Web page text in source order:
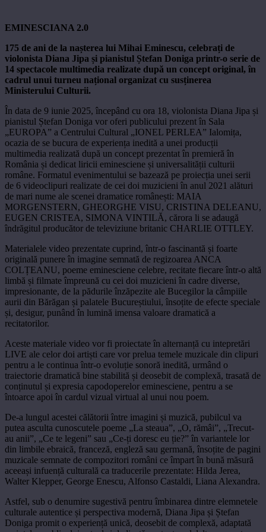
EMINESCIANA 2.0
175 de ani de la nașterea lui Mihai Eminescu, celebrați de
violonista Diana Jipa și pianistul Ștefan Doniga printr-o serie de
14 spectacole multimedia realizate după un concept original, în
cadrul unui turneu național organizat cu susținerea
Ministerului Culturii.
În data de 9 iunie 2025, începând cu ora 18, violonista Diana Jipa și
pianistul Ștefan Doniga vor oferi publicului prezent în Sala
„EUROPA” a Centrului Cultural „IONEL PERLEA” Ialomița,
ocazia de se bucura de experiența inedită a unei producții
multimedia realizată după un concept prezentat în premieră în
România și dedicat liricii eminesciene și universalității culturii
române. Formatul evenimentului se bazează pe proiecția unei serii
de 6 videoclipuri realizate de cei doi muzicieni în anul 2021 alături
de mari nume ale scenei dramatice românești: MAIA
MORGENSTERN, GHEORGHE VISU, CRISTINA DELEANU,
EUGEN CRISTEA, SIMONA VINTILĂ, cărora li se adaugă
îndrăgitul producător de televiziune britanic CHARLIE OTTLEY.
Materialele video prezentate cuprind, într-o fascinantă și foarte
originală punere în imagine semnată de regizoarea ANCA
COLȚEANU, poeme eminesciene celebre, recitate fiecare într-o altă
limbă și filmate împreună cu cei doi muzicieni în cadre diverse,
impresionante, de la pădurile înzăpezite ale Bucegilor la câmpiile
aurii din Bărăgan și palatele Bucureștiului, însoțite de efecte speciale
și, desigur, punând în lumină imensa valoare dramatică a
recitatorilor.
Aceste materiale video vor fi proiectate în alternanță cu intepretări
LIVE ale celor doi artiști care vor prelua temele muzicale din clipuri
pentru a le continua într-o evoluție sonoră inedită, urmând o
traiectorie dramatică bine stabilită și deosebit de complexă, trasată de
conținutul și expresia capodoperelor eminesciene, pentru a se
întoarce apoi în cardul vizual virtual al unui nou poem.
De-a lungul acestei călătorii între imagini și muzică, pubilcul va
putea asculta cunoscutele poeme „La steaua”, „O, rămâi”, „Trecut-
au anii”, „Ce te legeni” sau „Ce-ți doresc eu ție?” în variantele lor
din limbile ebraică, franceză, engleză sau germană, însoțite de pagini
muzicale semnate de compozitori români ce împart în bună măsură
aceeași infuență culturală ca traducerile prezentate: Hilda Jerea,
Walter Klepper, George Enescu, Alfonso Castaldi, Liana Alexandra.
Astfel, sub o denumire sugestivă pentru îmbinarea dintre elemnetele
culturale autentice și perspectiva modernă, Diana Jipa și Ștefan
Doniga promit o experiență unică, deosebit de complexă, adaptată